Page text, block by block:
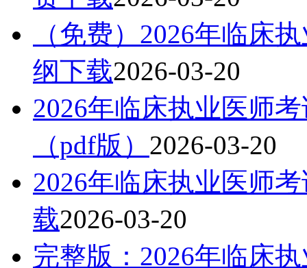
（免费）2026年临床
纲下载2026-03-20
2026年临床执业医师
（pdf版） 2026-03-20
2026年临床执业医师
载2026-03-20
完整版：2026年临床